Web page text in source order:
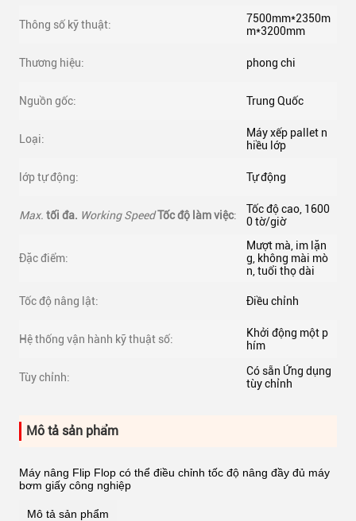
Thông số kỹ thuật:
7500mm*2350m
m*3200mm
Thương hiệu: phong chi
Nguồn gốc: Trung Quốc
Loại:
Máy xếp pallet n
hiều lớp
lớp tự động: Tự động
Max. tối đa. Working SpeedTốc độ làm việc:
Tốc độ cao, 1600
0 tờ/giờ
Đặc điểm:
Mượt mà, im lặn
g, không mài mò
n, tuổi thọ dài
Tốc độ nâng lật: Điều chỉnh
Hệ thống vận hành kỹ thuật số:
Khởi động một p
hím
Tùy chỉnh:
Có sẵn Ứng dụng
tùy chỉnh
Mô tả sản phẩm
Máy nâng Flip Flop có thể điều chỉnh tốc độ nâng đầy đủ máy
bơm giấy công nghiệp
Mô tả sản phẩm